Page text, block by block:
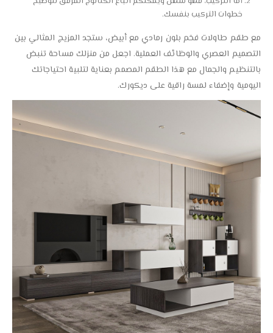
خطوات التركيب بنفسك.
مع طقم طاولات فخم بلون رمادي مع أبيض، ستجد المزيج المثالي بين
التصميم العصري والوظائف العملية. اجعل من منزلك مساحة تنبض
بالتنظيم والجمال مع هذا الطقم المصمم بعناية لتلبية احتياجاتك
اليومية وإضفاء لمسة راقية على ديكورك.